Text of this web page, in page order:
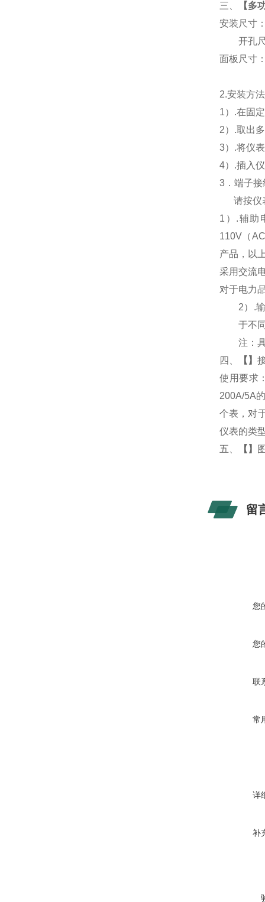
三、
【多
安装尺寸
开孔
面板尺寸
2.安装方
1）.在固
2）.取出
3）.将仪
4）.插入
3 ．端子
请按仪
1 ） .辅助
110V （
产品，以
采用交流
对于电力
2） .
于不
注：
四、
【 】
使用要求
200A/5A
个表，对
仪表的类
五、
【 】
留
您
您
联
常
详
补